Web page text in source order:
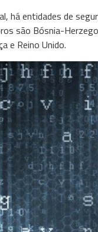
há entidades de
são Bósnia-
e Reino Unido.